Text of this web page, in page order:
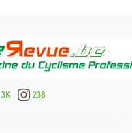
3K 238